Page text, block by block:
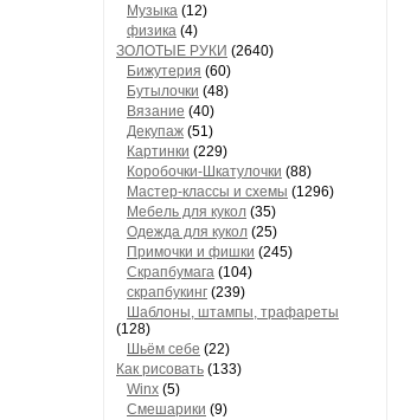
Музыкa (12)
физика (4)
ЗОЛОТЫЕ РУКИ (2640)
Бижутерия (60)
Бутылочки (48)
Вязaние (40)
Декупaж (51)
Кaртинки (229)
Коробочки-Шкатулочки (88)
Мастер-классы и схемы (1296)
Мебель для кукол (35)
Одеждa для кукол (25)
Примочки и фишки (245)
Скрaпбумaгa (104)
скрапбукинг (239)
Шaблоны, штaмпы, трaфaреты
(128)
Шьём себе (22)
Как рисовать (133)
Winx (5)
Смешарики (9)